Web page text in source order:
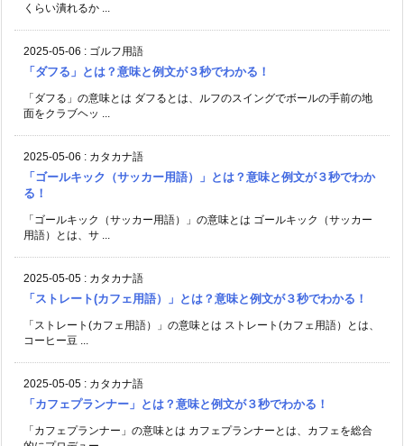
くらい潰れるか ...
2025-05-06 : ゴルフ用語
「ダフる」とは？意味と例文が３秒でわかる！
「ダフる」の意味とは ダフるとは、ルフのスイングでボールの手前の地
面をクラブヘッ ...
2025-05-06 : カタカナ語
「ゴールキック（サッカー用語）」とは？意味と例文が３秒でわか
る！
「ゴールキック（サッカー用語）」の意味とは ゴールキック（サッカー
用語）とは、サ ...
2025-05-05 : カタカナ語
「ストレート(カフェ用語）」とは？意味と例文が３秒でわかる！
「ストレート(カフェ用語）」の意味とは ストレート(カフェ用語）とは、
コーヒー豆 ...
2025-05-05 : カタカナ語
「カフェプランナー」とは？意味と例文が３秒でわかる！
「カフェプランナー」の意味とは カフェプランナーとは、カフェを総合